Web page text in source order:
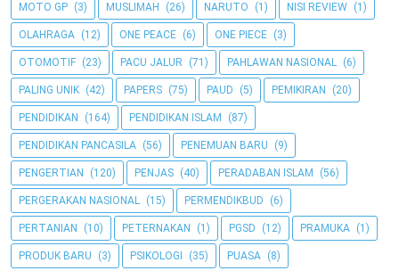
MOTO GP (3) MUSLIMAH (26) NARUTO (1) NISI REVIEW (1)
OLAHRAGA (12) ONE PEACE (6) ONE PIECE (3)
OTOMOTIF (23) PACU JALUR (71) PAHLAWAN NASIONAL (6)
PALING UNIK (42) PAPERS (75) PAUD (5) PEMIKIRAN (20)
PENDIDIKAN (164) PENDIDIKAN ISLAM (87)
PENDIDIKAN PANCASILA (56) PENEMUAN BARU (9)
PENGERTIAN (120) PENJAS (40) PERADABAN ISLAM (56)
PERGERAKAN NASIONAL (15) PERMENDIKBUD (6)
PERTANIAN (10) PETERNAKAN (1) PGSD (12) PRAMUKA (1)
PRODUK BARU (3) PSIKOLOGI (35) PUASA (8)